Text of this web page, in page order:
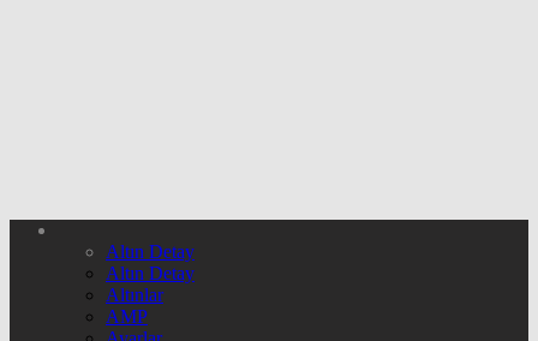
Altın Detay
Altın Detay
Altınlar
AMP